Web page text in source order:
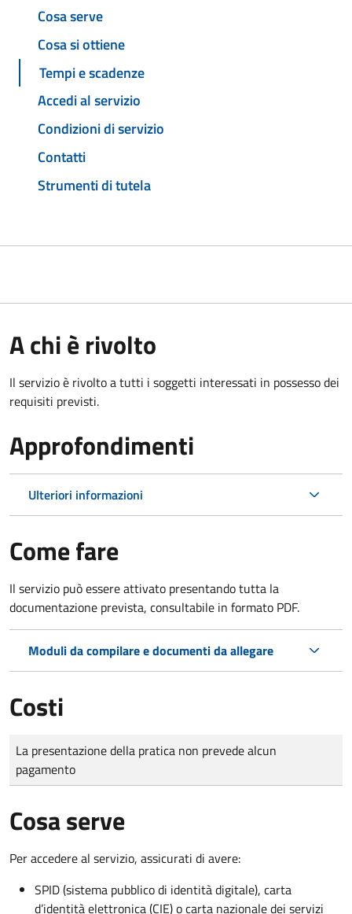
Cosa serve
Cosa si ottiene
Tempi e scadenze
Accedi al servizio
Condizioni di servizio
Contatti
Strumenti di tutela
A chi è rivolto
Il servizio è rivolto a tutti i soggetti interessati in possesso dei
requisiti previsti.
Approfondimenti
Ulteriori informazioni
Come fare
Il servizio può essere attivato presentando tutta la
documentazione prevista, consultabile in formato PDF.
Moduli da compilare e documenti da allegare
Costi
Tipo di pagamento
Importo
La presentazione della pratica non prevede alcun
pagamento
Cosa serve
Per accedere al servizio, assicurati di avere:
SPID (sistema pubblico di identità digitale), carta
d’identità elettronica (CIE) o carta nazionale dei servizi